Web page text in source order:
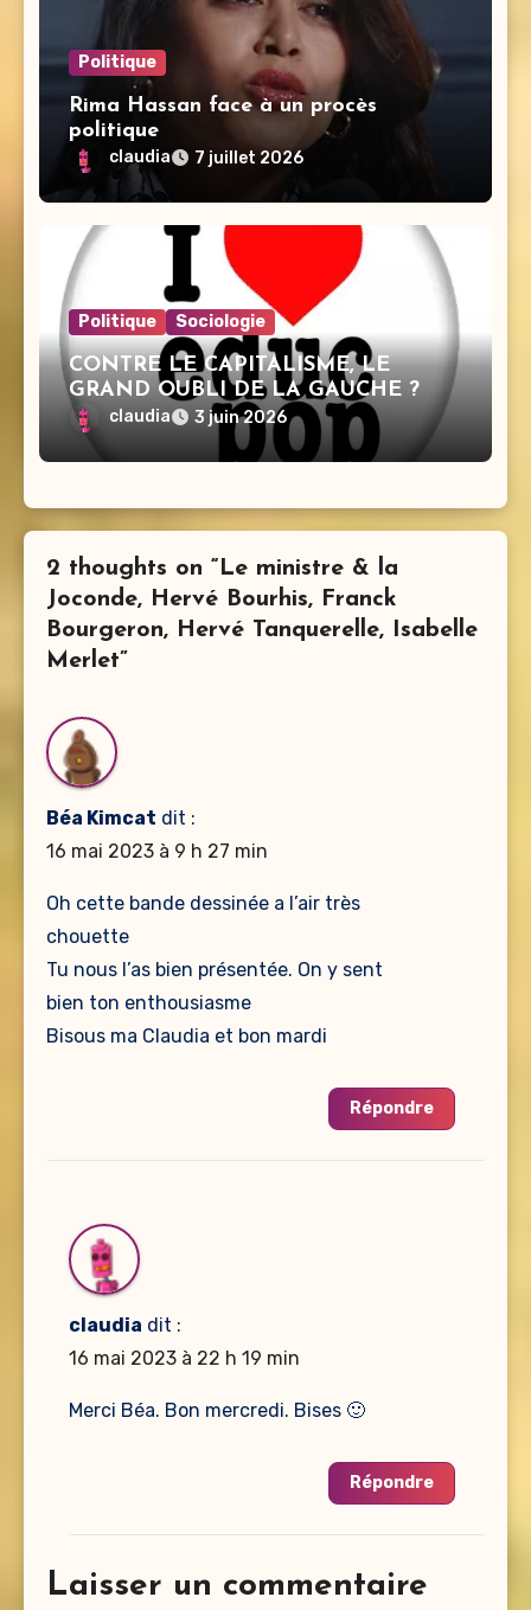
Politique
Rima Hassan face à un procès
politique
claudia 7 juillet 2026
Politique Sociologie
CONTRE LE CAPITALISME, LE
GRAND OUBLI DE LA GAUCHE ?
claudia 3 juin 2026
2 thoughts on “Le ministre & la
Joconde, Hervé Bourhis, Franck
Bourgeron, Hervé Tanquerelle, Isabelle
Merlet”
Béa Kimcat dit :
16 mai 2023 à 9 h 27 min
Oh cette bande dessinée a l’air très
chouette
Tu nous l’as bien présentée. On y sent
bien ton enthousiasme
Bisous ma Claudia et bon mardi
Répondre
claudia dit :
16 mai 2023 à 22 h 19 min
Merci Béa. Bon mercredi. Bises 🙂
Répondre
Laisser un commentaire